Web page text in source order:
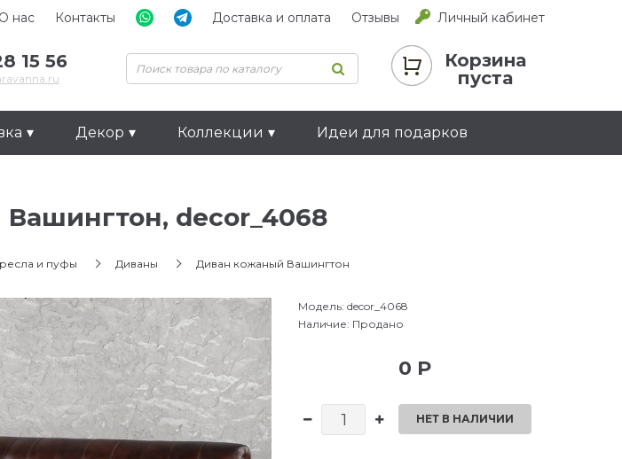
О нас Контакты Доставка и оплата Отзывы Личный кабинет
15 56
Корзина
пуста
Декор Коллекции Идеи для подарков
decor_4068
и пуфы Диваны Диван кожаный Вашингтон
Модель:decor_4068
Наличие: Продано
0 Р
НЕТ В НАЛИЧИИ